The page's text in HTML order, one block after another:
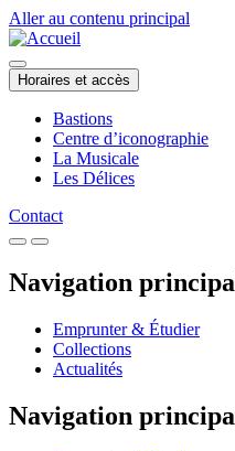
Aller au contenu principal
Horaires et accès
Bastions
Centre d’iconographie
La Musicale
Les Délices
Contact
Navigation
Emprunter & Étudier
Collections
Actualités
Navigation